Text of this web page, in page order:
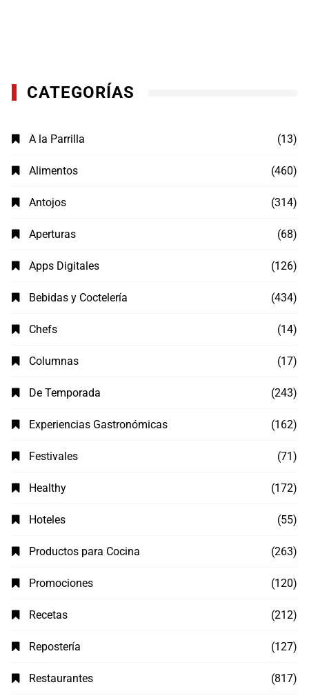
CATEGORÍAS
A la Parrilla (13)
Alimentos (460)
Antojos (314)
Aperturas (68)
Apps Digitales (126)
Bebidas y Coctelería (434)
Chefs (14)
Columnas (17)
De Temporada (243)
Experiencias Gastronómicas (162)
Festivales (71)
Healthy (172)
Hoteles (55)
Productos para Cocina (263)
Promociones (120)
Recetas (212)
Repostería (127)
Restaurantes (817)